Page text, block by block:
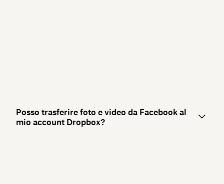
Posso trasferire foto e video da Facebook al
mio account Dropbox?